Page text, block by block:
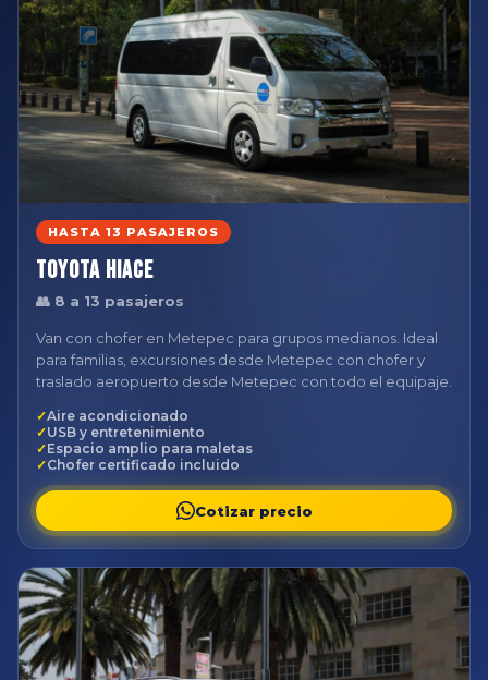
HASTA 13 PASAJEROS
Toyota Hiace
👥 8 a 13 pasajeros
Van con chofer en Metepec para grupos medianos. Ideal
para familias, excursiones desde Metepec con chofer y
traslado aeropuerto desde Metepec con todo el equipaje.
Aire acondicionado
USB y entretenimiento
Espacio amplio para maletas
Chofer certificado incluido
Cotizar precio